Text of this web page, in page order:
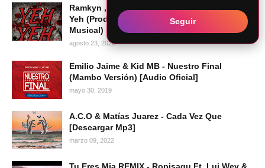
Ramkyn , Angelosanz , ElNegroDiablo - Yeh
Yeh (Prod. Deck On The Beat | Legion
Musical) Descargar Mp3
agosto 23, 2020
Emilio Jaime & Kid MB - Nuestro Final
(Mambo Versión) [Audio Oficial]
mayo 30, 2019
A.C.O & Matías Juarez - Cada Vez Que
[Descargar Mp3]
marzo 09, 2022
Seguir